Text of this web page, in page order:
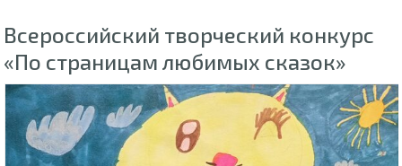
Всероссийский творческий конкурс
«По страницам любимых сказок»